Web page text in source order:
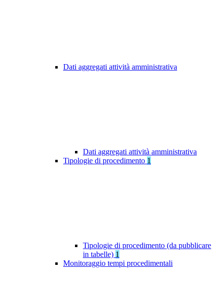
Dati aggregati attività amministrativa
Dati aggregati attività amministrativa
Tipologie di procedimento 1
Tipologie di procedimento (da pubblicare
in tabelle) 1
Monitoraggio tempi procedimentali